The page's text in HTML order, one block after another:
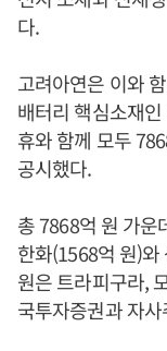
다.
고려아연은 이와
배터리 핵심소재
휴와 함께 모두
공시했다.
총 7868억 원 가운
한화(1568억 원)
원은 트라피구라,
국투자증권과 자